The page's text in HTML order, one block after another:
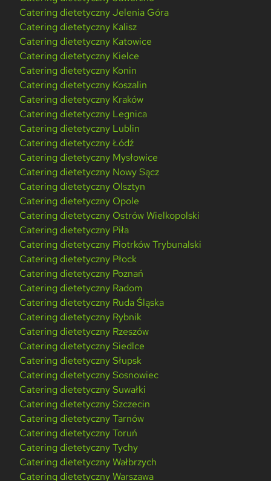
Catering dietetyczny Jelenia Góra
Catering dietetyczny Kalisz
Catering dietetyczny Katowice
Catering dietetyczny Kielce
Catering dietetyczny Konin
Catering dietetyczny Koszalin
Catering dietetyczny Kraków
Catering dietetyczny Legnica
Catering dietetyczny Lublin
Catering dietetyczny Łódź
Catering dietetyczny Mysłowice
Catering dietetyczny Nowy Sącz
Catering dietetyczny Olsztyn
Catering dietetyczny Opole
Catering dietetyczny Ostrów Wielkopolski
Catering dietetyczny Piła
Catering dietetyczny Piotrków Trybunalski
Catering dietetyczny Płock
Catering dietetyczny Poznań
Catering dietetyczny Radom
Catering dietetyczny Ruda Śląska
Catering dietetyczny Rybnik
Catering dietetyczny Rzeszów
Catering dietetyczny Siedlce
Catering dietetyczny Słupsk
Catering dietetyczny Sosnowiec
Catering dietetyczny Suwałki
Catering dietetyczny Szczecin
Catering dietetyczny Tarnów
Catering dietetyczny Toruń
Catering dietetyczny Tychy
Catering dietetyczny Wałbrzych
Catering dietetyczny Warszawa